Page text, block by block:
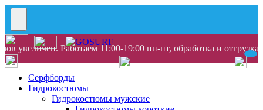
увеличен. Работаем 11:00-19:00 пн-пт, обработка и
Серфборды
Гидрокостюмы
Гидрокостюмы мужские